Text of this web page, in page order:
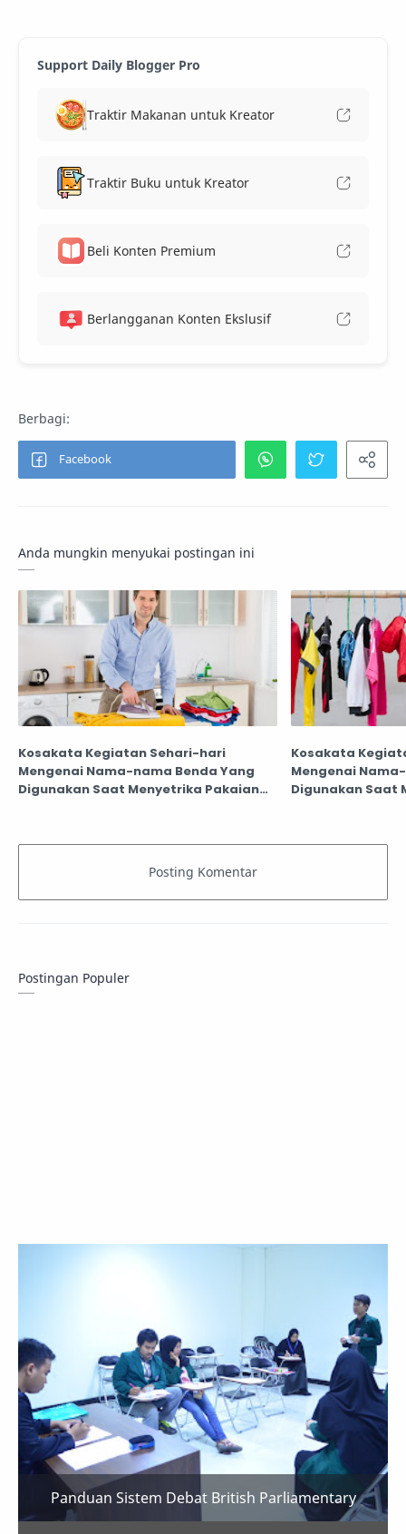
Support Daily Blogger Pro
Traktir Makanan untuk Kreator
Traktir Buku untuk Kreator
Beli Konten Premium
Berlangganan Konten Ekslusif
Anda mungkin menyukai postingan ini
Kosakata Kegiatan Sehari-hari
Mengenai Nama-nama Benda Yang
Digunakan Saat Menyetrika Pakaian
Kosakata
Mengenai
Digunakan Saat
Postingan Populer
Panduan Sistem Debat British Parliamentary